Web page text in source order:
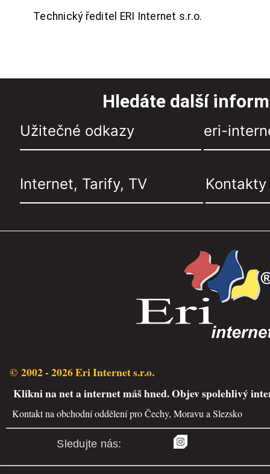
Technický ředitel ERI Internet s.r.o.
Hledáte další
Užitečné odkazy eri-
Internet, Tarify, TV Kontakty
© 2002 - 2026 Eri Internet s.r.o.
Klikni na net a internet máš hned. Objev spolehlivý
Kontakt na obchodní oddělení pro Čechy, Moravu a Slezsko
Sledujte nás: